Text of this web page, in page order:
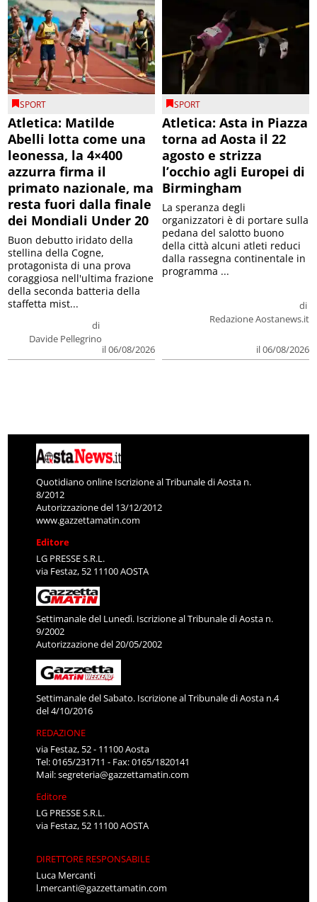
SPORT
Atletica: Matilde
Abelli lotta come una
leonessa, la 4×400
azzurra firma il
primato nazionale, ma
resta fuori dalla finale
dei Mondiali Under 20
di
Davide Pellegrino
il 06/08/2026
Buon debutto iridato della
stellina della Cogne,
protagonista di una prova
coraggiosa nell'ultima frazione
della seconda batteria della
staffetta mist...
SPORT
Atletica: Asta in Piazza
torna ad Aosta il 22
agosto e strizza
l’occhio agli Europei di
Birmingham
di
Redazione Aostanews.it
il 06/08/2026
La speranza degli
organizzatori è di portare sulla
pedana del salotto buono
della città alcuni atleti reduci
dalla rassegna continentale in
programma ...
Quotidiano online Iscrizione al Tribunale di Aosta n.
8/2012
Autorizzazione del 13/12/2012
www.gazzettamatin.com
Editore
LG PRESSE S.R.L.
via Festaz, 52 11100 AOSTA
Settimanale del Lunedì. Iscrizione al Tribunale di Aosta n.
9/2002
Autorizzazione del 20/05/2002
Settimanale del Sabato. Iscrizione al Tribunale di Aosta n.4
del 4/10/2016
REDAZIONE
via Festaz, 52 - 11100 Aosta
Tel: 0165/231711 - Fax: 0165/1820141
Mail:segreteria@gazzettamatin.com
Editore
LG PRESSE S.R.L.
via Festaz, 52 11100 AOSTA
DIRETTORE RESPONSABILE
Luca Mercanti
l.mercanti@gazzettamatin.com